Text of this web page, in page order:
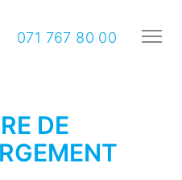
071 767 80 00
DE